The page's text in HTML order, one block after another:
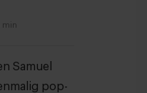
min
Samuel
pop-